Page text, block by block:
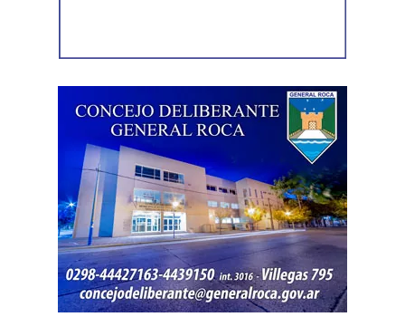
el compromiso de nuestros equipos con la protección de
la fauna silvestre y con una convivencia responsable
entre las personas y la naturaleza. Quiero destacar
especialmente el trabajo conjunto de todos los
organismos que participaron en este operativo”.